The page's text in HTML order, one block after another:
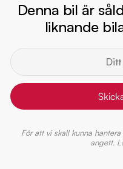
Denna bil är
liknande
För att vi skall kunna
angett.